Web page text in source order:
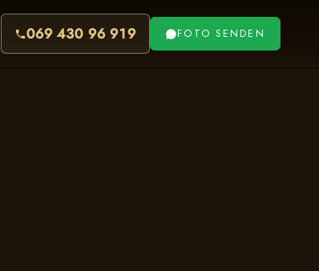
069 430 96 919 FOTO SENDEN